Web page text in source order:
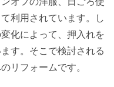
利用されています。し
化によって、押入れを
す。そこで検討される
リフォームです。